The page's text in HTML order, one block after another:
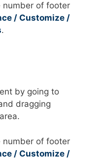
number of footer
/ Customize /
.
by going to
dragging
number of footer
/ Customize /